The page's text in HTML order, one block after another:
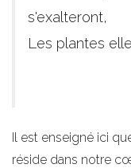
s'exalteront,
Les plantes
Il est enseigné ici
réside dans notre